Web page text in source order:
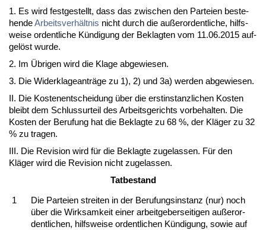
1. Es wird fest­ge­stellt, dass das zwi­schen den Par­tei­en be­ste­
hen­deAr­beits­verhält­nis nicht durch die außer­or­dent­li­che, hilfs­
wei­se or­dent­li­che Kündi­gung der Be­klag­ten vom 11.06.2015 auf­
gelöst wur­de.
2. Im Übri­gen wird die Kla­ge ab­ge­wie­sen.
3. Die Wi­der­kla­ge­anträge zu 1), 2) und 3a) wer­den ab­ge­wie­sen.
II. Die Kos­ten­ent­schei­dung über die erst­in­stanz­li­chen Kos­ten
bleibt dem Schlus­s­ur­teil des Ar­beits­ge­richts vor­be­hal­ten. Die
Kos­ten der Be­ru­fung hat die Be­klag­te zu 68 %, der Kläger zu 32
% zu tra­gen.
III. Die Re­vi­si­on wird für die Be­klag­te zu­ge­las­sen. Für den
Kläger wird die Re­vi­si­on nicht zu­ge­las­sen.
Tat­be­stand
1
Die Par­tei­en strei­ten in der Be­ru­fungs­in­stanz (nur) noch
über die Wirk­sam­keit ei­ner ar­beit­ge­ber­sei­ti­gen außer­or­
dent­li­chen, hilfs­wei­se or­dent­li­chen Kündi­gung, so­wie auf